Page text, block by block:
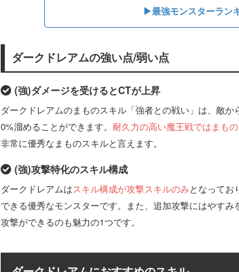
▶︎最強モンスターラン
ダークドレアムの強い点/弱い点
(強)ダメージを受けるとCTが上昇
ダークドレアムのまものスキル「強者との戦い」は、敵
0%溜めることができます。 耐久力の高い魔王戦ではまも
非常に優秀なまものスキルと言えます。
(強)攻撃特化のスキル構成
ダークドレアムはスキル構成が攻撃スキルのみとなってお
できる優秀なモンスターです。また、追加攻撃にはやす
攻撃ができるのも魅力の1つです。